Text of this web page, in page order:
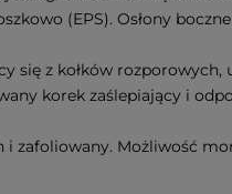
(EPS). Osłony
się z kołków
korek zaślepiający i
Możliwość